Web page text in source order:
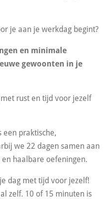
je aan je werkdag begint?
en minimale
gewoonten in je
rust en tijd voor jezelf
een praktische,
we 22 dagen samen aan
haalbare oefeningen.
dag met tijd voor jezelf!
zelf. 10 of 15 minuten is